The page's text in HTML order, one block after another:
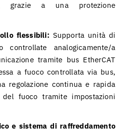
grazie a una protezione
flessibili: Supporta unità di
controllate analogicamente/a
tramite bus EtherCAT
a fuoco controllata via bus,
regolazione continua e rapida
del fuoco tramite impostazioni
e sistema di raffreddamento